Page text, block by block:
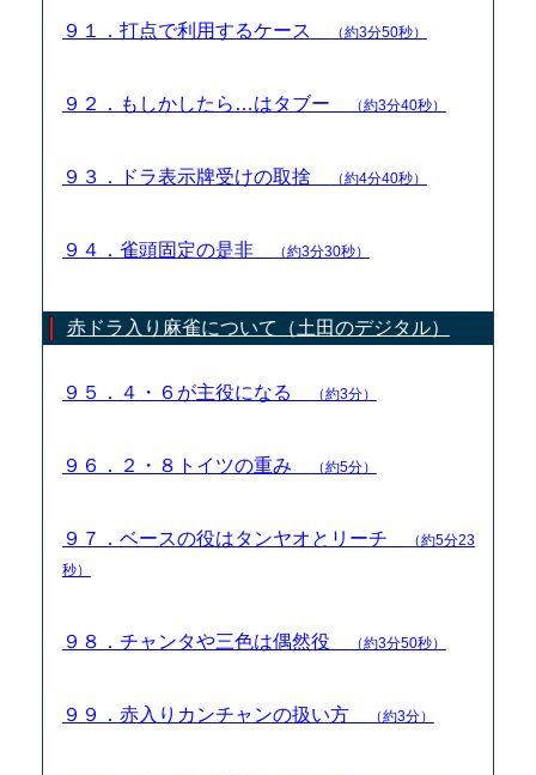
９１．打点で利用するケース （約3分50秒）
９２．もしかしたら…はタブー （約3分40秒）
９３．ドラ表示牌受けの取捨 （約4分40秒）
９４．雀頭固定の是非 （約3分30秒）
赤ドラ入り麻雀について（土田のデジタル）
９５．４・６が主役になる （約3分）
９６．２・８トイツの重み （約5分）
９７．ベースの役はタンヤオとリーチ
（約5分23
秒）
９８．チャンタや三色は偶然役 （約3分50秒）
９９．赤入りカンチャンの扱い方 （約3分）